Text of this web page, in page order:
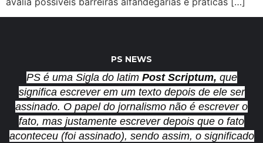
PS NEWS
PS é uma Sigla do latim Post Scriptum, que
significa escrever em um texto depois de ele ser
assinado. O papel do jornalismo não é escrever o
fato, mas justamente escrever depois que o fato
aconteceu (foi assinado), sendo assim, o significado